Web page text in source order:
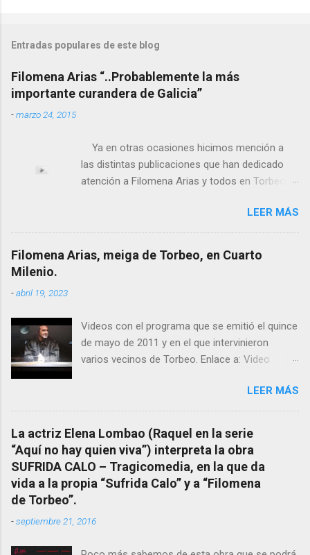
Entradas populares de este blog
Filomena Arias “..Probablemente la más
importante curandera de Galicia”
-marzo 24, 2015
Ya en otras ocasiones hicimos mención a
las distintas publicaciones que han dedicado
atención a Filomena Arias y todos en Torbeo
el pasado siglo tuvo esta “curandeira” por sus
“obras y milagros”, pero también como
excelente difusora del nombre de nuestro
pueblo, no en vano es reconocida por muchos
mención a ANTON PATIÑO REGUEIRA (ya
fallecido) cuyo empeño por estudiar y dar a
conocer a esta “sabia” y por ende a Torbeo no
También reproducimos integro el articulo que
en el año 2000 publico Ángel Arnaiz recogiendo
información de primera mano que le
suministraron David (nieto de Filomena) y
algunos vecinos mas del pueblo.
Dejamos para otro momento la ...
LEER MÁS
Filomena Arias, meiga de Torbeo, en Cuarto
Milenio.
-abril 19, 2023
Videos con el programa que se emitió el quince
de mayo de 2011 y en el que intervinieron
varios vecinos de Torbeo. Enlace a: Video
completo emitido en CUARTO MILENIO En
Facebook otra copia con mejor resolución:
Facebook CUARTO MILENIO - Filomena Arias.
LEER MÁS
La actriz Elena Lombao (Raquel en la serie
“Aquí no hay quien viva”) interpreta la obra
SUFRIDA CALO – Tragicomedia, en la que da
vida a la propia “Sufrida Calo” y a “Filomena
de Torbeo”.
-septiembre 21, 2016